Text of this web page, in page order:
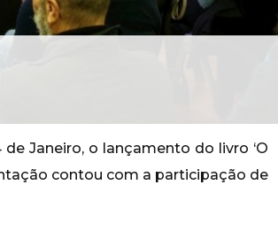
Janeiro, o lançamento do livro ‘O
contou com a participação de